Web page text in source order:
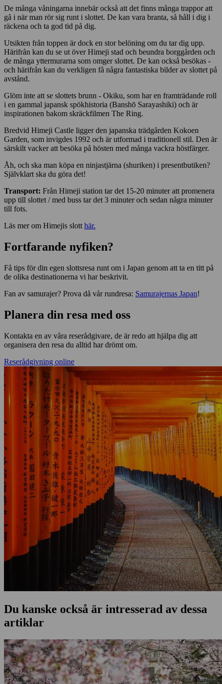
De många våningarna innebär också att det finns många trappor att
gå i när man rör sig runt i slottet. De kan vara branta, så håll i dig i
räckena och ta god tid på dig.
Utsikten från toppen är dock en stor belöning om du tar dig upp.
Härifrån kan du se ut över Himeji stad och beundra borggården och
de många yttermurarna som omger slottet. De kan också besökas -
och härifrån kan du verkligen få några fantastiska bilder av slottet på
avstånd.
Glöm inte att se slottets brunn - Okiku, som har en framträdande roll
i en gammal japansk spökhistoria (Banshō Sarayashiki) och är
inspirationen bakom skräckfilmen The Ring.
Bredvid Himeji Castle ligger den japanska trädgården Kokoen
Garden, som invigdes 1992 och är utformad i traditionell stil. Den är
särskilt vacker att besöka på hösten med många vackra höstfärger.
Åh, och ska man köpa en ninjastjärna (shuriken) i presentbutiken?
Självklart ska du göra det!
Transport: Från Himeji station tar det 15-20 minuter att promenera
upp till slottet / med buss tar det 3 minuter och sedan några minuter
till fots.
Läs mer om Himejis slott här.
Fortfarande nyfiken?
Få tips för din egen slottsresa runt om i Japan genom att ta en titt på
de olika destinationerna vi har beskrivit.
Fan av samurajer? Prova då vår rundresa: Samurajernas Japan!
Planera din resa med oss
Kontakta en av våra reserådgivare, de är redo att hjälpa dig att
organisera den resa du alltid har drömt om.
Reserådgivning online
Du kanske också är intresserad av dessa
artiklar